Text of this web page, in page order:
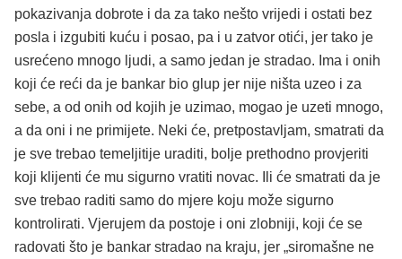
pokazivanja dobrote i da za tako nešto vrijedi i ostati bez
posla i izgubiti kuću i posao, pa i u zatvor otići, jer tako je
usrećeno mnogo ljudi, a samo jedan je stradao. Ima i onih
koji će reći da je bankar bio glup jer nije ništa uzeo i za
sebe, a od onih od kojih je uzimao, mogao je uzeti mnogo,
a da oni i ne primijete. Neki će, pretpostavljam, smatrati da
je sve trebao temeljitije uraditi, bolje prethodno provjeriti
koji klijenti će mu sigurno vratiti novac. Ili će smatrati da je
sve trebao raditi samo do mjere koju može sigurno
kontrolirati. Vjerujem da postoje i oni zlobniji, koji će se
radovati što je bankar stradao na kraju, jer „siromašne ne